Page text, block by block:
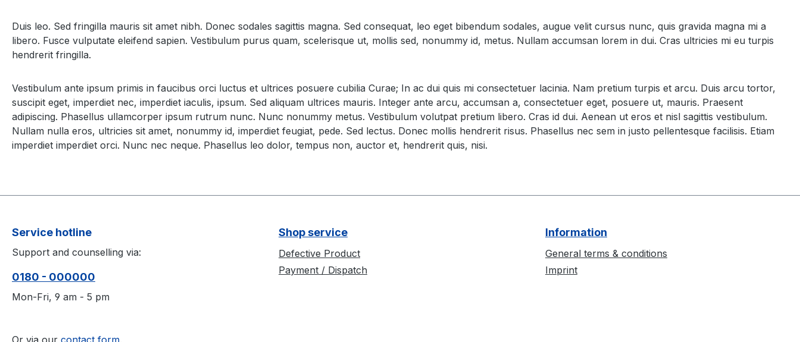
Duis leo. Sed fringilla mauris sit amet nibh. Donec sodales sagittis magna. Sed consequat, leo eget bibendum sodales, augue velit cursus nunc, quis gravida magna mi a
libero. Fusce vulputate eleifend sapien. Vestibulum purus quam, scelerisque ut, mollis sed, nonummy id, metus. Nullam accumsan lorem in dui. Cras ultricies mi eu turpis
hendrerit fringilla.
Vestibulum ante ipsum primis in faucibus orci luctus et ultrices posuere cubilia Curae; In ac dui quis mi consectetuer lacinia. Nam pretium turpis et arcu. Duis arcu tortor,
suscipit eget, imperdiet nec, imperdiet iaculis, ipsum. Sed aliquam ultrices mauris. Integer ante arcu, accumsan a, consectetuer eget, posuere ut, mauris. Praesent
adipiscing. Phasellus ullamcorper ipsum rutrum nunc. Nunc nonummy metus. Vestibulum volutpat pretium libero. Cras id dui. Aenean ut eros et nisl sagittis vestibulum.
Nullam nulla eros, ultricies sit amet, nonummy id, imperdiet feugiat, pede. Sed lectus. Donec mollis hendrerit risus. Phasellus nec sem in justo pellentesque facilisis. Etiam
imperdiet imperdiet orci. Nunc nec neque. Phasellus leo dolor, tempus non, auctor et, hendrerit quis, nisi.
Service hotline
Support and counselling via:
0180 - 000000
Mon-Fri, 9 am - 5 pm
Or via our contact form
Shop service
Defective Product
Payment / Dispatch
Information
General terms & conditions
Imprint